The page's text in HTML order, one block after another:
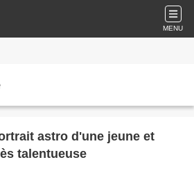
MENU
astro d'une jeune et
talentueuse